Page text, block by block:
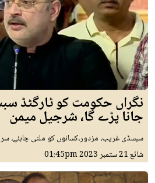
نگراں حکومت کو ٹارگٹڈ
جانا پڑے گا، شرجیل میمن
سبسڈی غریب، مزدور،کسانوں کو ملنی چاہئے،
شائع21 ستمبر 2023 01:45pm